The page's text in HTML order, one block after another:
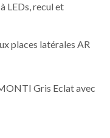
LEDs, recul et
places latérales AR
Gris Eclat avec